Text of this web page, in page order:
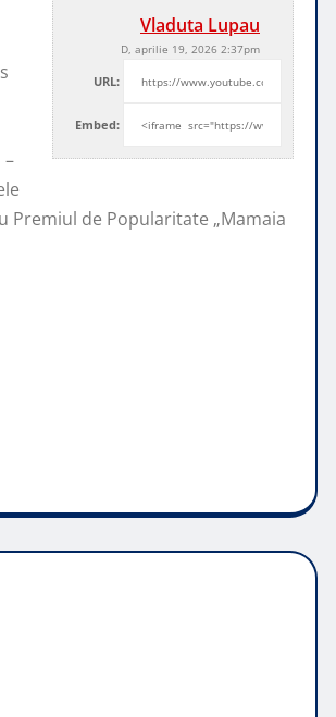
Vladuta Lupau
D, aprilie 19, 2026 2:37pm
URL:
Embed:
–
Premiul de Popularitate „Mamaia